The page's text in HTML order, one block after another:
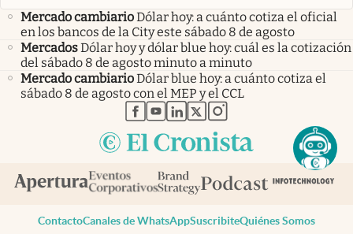
Mercado cambiarioDólar hoy: a cuánto cotiza el oficial
en los bancos de la City este sábado 8 de agosto
MercadosDólar hoy y dólar blue hoy: cuál es la cotización
del sábado 8 de agosto minuto a minuto
Mercado cambiarioDólar blue hoy: a cuánto cotiza el
sábado 8 de agosto con el MEP y el CCL
abre en nueva pestaña
abre en nueva pestaña
abre en nueva pestaña
abre en nueva pestaña
abre en nueva pestaña
ContactoCanales de WhatsAppSuscribiteQuiénes Somos